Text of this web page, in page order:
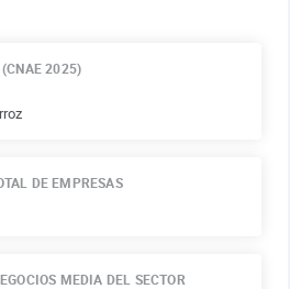
2025)
DE EMPRESAS
MEDIA DEL SECTOR